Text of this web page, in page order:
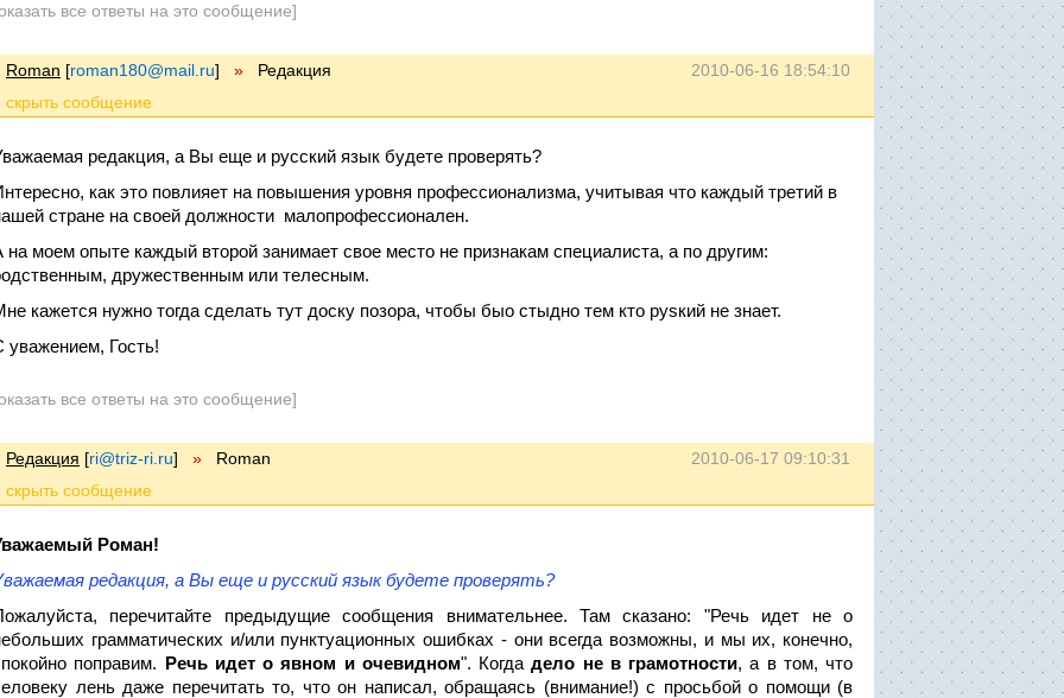
все ответы на это сообщение]
2010-06-16 18:54:10
Roman [roman180@mail.ru] » Редакция
редакция, а Вы еще и русский язык будете проверять?
как это повлияет на повышения уровня профессионализма, учитывая что каждый третий в
стране на своей должности малопрофессионален.
на моем опыте каждый второй занимает свое место не признакам специалиста, а по другим:
дружественным или телесным.
кажется нужно тогда сделать тут доску позора, чтобы быо стыдно тем кто руsкий не знает.
уважением, Гость!
все ответы на это сообщение]
2010-06-17 09:10:31
Редакция [ri@triz-ri.ru] » Roman
Роман!
редакция, а Вы еще и русский язык будете проверять?
перечитайте предыдущие сообщения внимательнее. Там сказано: "Речь идет не о
грамматических и/или пунктуационных ошибках - они всегда возможны, и мы их, конечно,
поправим. Речь идет о явном и очевидном". Когдадело не в грамотности, а в том, что
лень даже перечитать то, что он написал, обращаясь (внимание!) с просьбой о помощи (в